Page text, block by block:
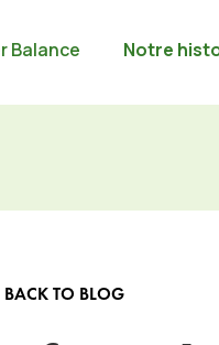
Balance Notre
TO BLOG